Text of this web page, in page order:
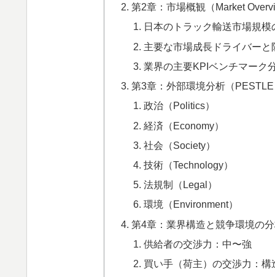
第2章：市場概観（Market
日本のトラック輸送市場規
主要な市場成長ドライバーと
業界の主要KPIベンチマーク
第3章：外部環境分析（
政治（Politics）
経済（Economy）
社会（Society）
技術（Technology）
法規制（Legal）
環境（Environment）
第4章：業界構造と競争環境の
供給者の交渉力：中〜強
買い手（荷主）の交渉力：